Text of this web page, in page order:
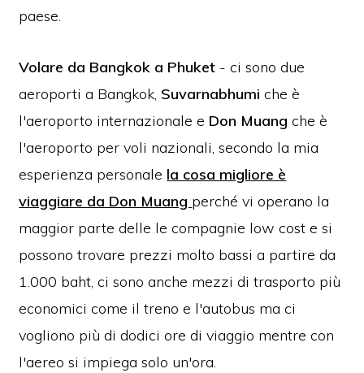
paese.
Volare da Bangkok a Phuket - ci sono due
aeroporti a Bangkok, Suvarnabhumi che è
l'aeroporto internazionale e Don Muang che è
l'aeroporto per voli nazionali, secondo la mia
esperienza personale la cosa migliore è
viaggiare da Don Muang perché vi operano la
maggior parte delle le compagnie low cost e si
possono trovare prezzi molto bassi a partire da
1.000 baht, ci sono anche mezzi di trasporto più
economici come il treno e l'autobus ma ci
vogliono più di dodici ore di viaggio mentre con
l'aereo si impiega solo un'ora.